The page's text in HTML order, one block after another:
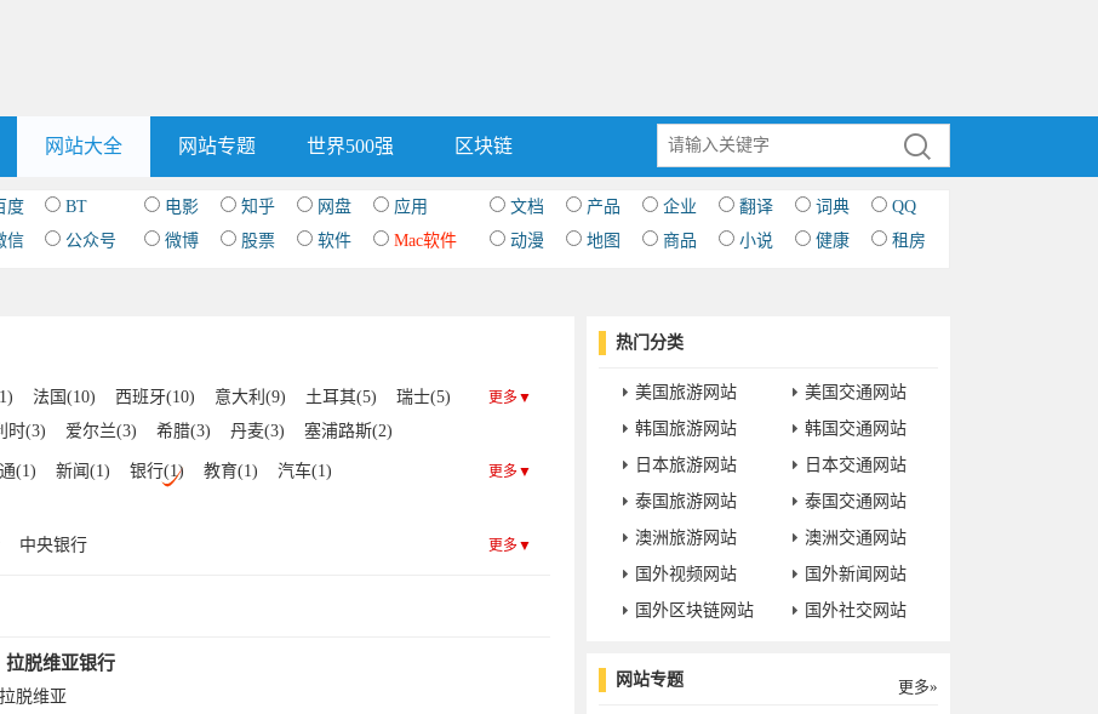
网站大全 网站专题 世界500强 区块链
度 BT 电影 知乎 网盘 应用 文档 产品 企业 翻译 词典
QQ
信
公众号 微博 股票 软件 Mac软件 动漫 地图 商品 小说 健康 租房
法国(10) 西班牙(10) 意大利(9) 土耳其(5)
瑞士(5)
时(3) 爱尔兰(3) 希腊(3) 丹麦(3)
塞浦路斯(2)
(2) 芬兰(2) 罗马尼亚(1) 摩尔多瓦(1)
更多▼
(1) 新闻(1) 银行(1) 教育(1) 汽车(1) 更多▼
中央银行 更多▼
拉脱维亚银行
拉脱维亚
热门分类
美国旅游网站
美国交通网站
韩国旅游网站
韩国交通网站
日本旅游网站
日本交通网站
泰国旅游网站
泰国交通网站
澳洲旅游网站
澳洲交通网站
国外视频网站
国外新闻网站
国外区块链网站
国外社交网站
网站专题 更多»